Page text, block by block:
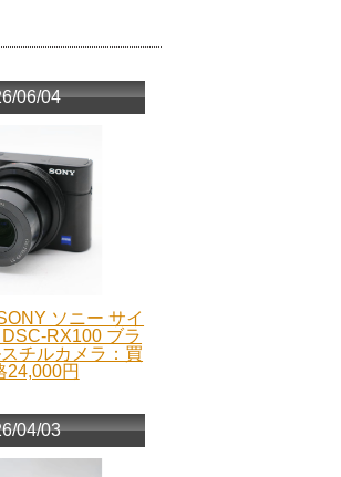
06/04
ソニー サイ
RX100 ブラ
チルカメラ：買
24,000円
04/03